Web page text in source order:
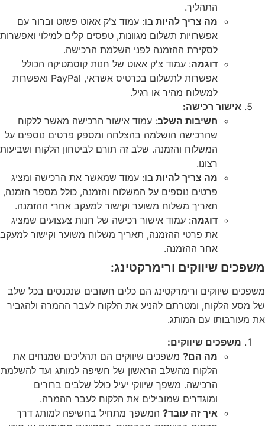
התהליך.
מה צריך להיות בו: עמוד צ'ק אאוט פשוט וברור עם
אפשרויות תשלום מגוונות, טפסים קלים למילוי ואפשרות
לסקירת ההזמנה לפני השלמת הרכישה.
דוגמה: עמוד צ'ק אאוט של חנות קוסמטיקה הכולל
אפשרות לתשלום בכרטיס אשראי, PayPal ואפשרות
למשלוח מהיר או רגיל.
אישור רכישה:
חשיבות השלב: עמוד אישור הרכישה מאשר ללקוח
שהרכישה הושלמה בהצלחה ומספק פרטים נוספים על
המשלוח והזמנה. שלב זה תורם לביטחון הלקוח ושביעות
רצונו.
מה צריך להיות בו: עמוד שמאשר את הרכישה ומציג
פרטים נוספים על המשלוח והזמנה, כולל מספר הזמנה,
תאריך משלוח משוער וקישור למעקב אחרי ההזמנה.
דוגמה: עמוד אישור רכישה של חנות צעצועים שמציג
את פרטי ההזמנה, תאריך משלוח משוער וקישור למעקב
אחר ההזמנה.
משפכים שיווקים ורימרקטינג:
משפכים שיווקים ורימרקטינג הם כלים חשובים שנכנסים בכל שלב
של מסע הלקוח, ומטרתם להניע את הלקוח לעבר ההמרה ולהגביר
את מעורבותו עם המותג.
משפכים שיווקים:
מה הם? משפכים שיווקים הם תהליכים שמנחים את
הלקוח מהשלב הראשון של חשיפה למותג ועד להשלמת
הרכישה. משפך שיווקי יעיל כולל שלבים ברורים
ומוגדרים שמובילים את הלקוח לעבר ההמרה.
איך זה עובד? המשפך מתחיל בחשיפה למותג דרך